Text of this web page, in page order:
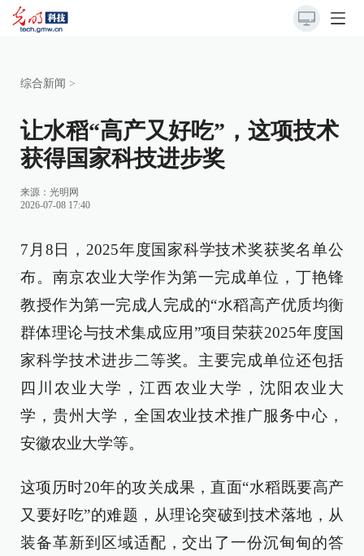
综合新闻 >
让水稻“高产又好吃”，这项技术
获得国家科技进步奖
来源： 光明网
2026-07-08 17:40
7月8日，2025年度国家科学技术奖获奖名单公
布。南京农业大学作为第一完成单位，丁艳锋
教授作为第一完成人完成的“水稻高产优质均衡
群体理论与技术集成应用”项目荣获2025年度国
家科学技术进步二等奖。主要完成单位还包括
四川农业大学，江西农业大学，沈阳农业大
学，贵州大学，全国农业技术推广服务中心，
安徽农业大学等。
这项历时20年的攻关成果，直面“水稻既要高产
又要好吃”的难题，从理论突破到技术落地，从
装备革新到区域适配，交出了一份沉甸甸的答